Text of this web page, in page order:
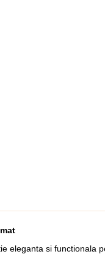
eleganta si functionala